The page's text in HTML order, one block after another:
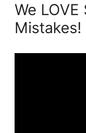
We LOVE
Mistakes!